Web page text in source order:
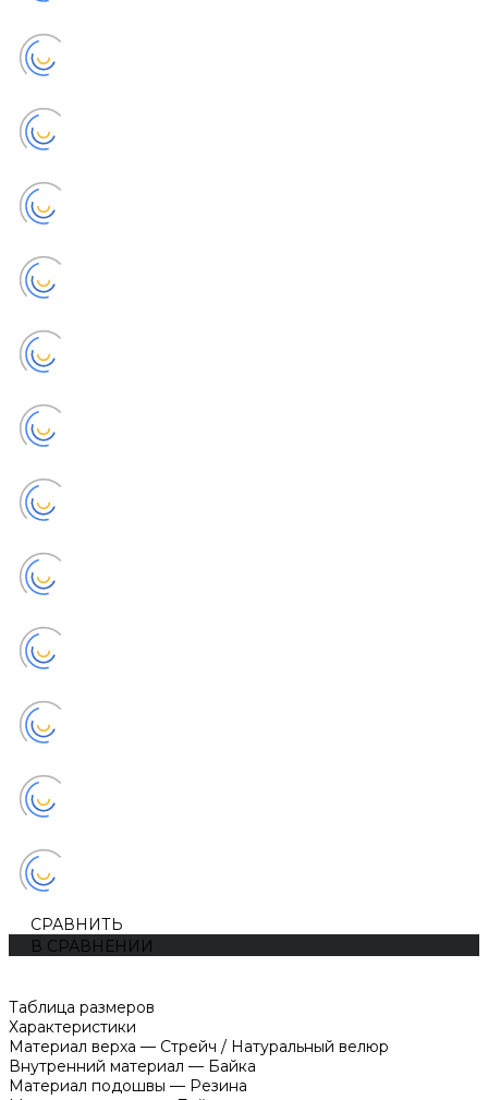
СРАВНИТЬ
В СРАВНЕНИИ
Таблица размеров
Характеристики
Материал верха — Стрейч / Натуральный велюр
Внутренний материал — Байка
Материал подошвы — Резина